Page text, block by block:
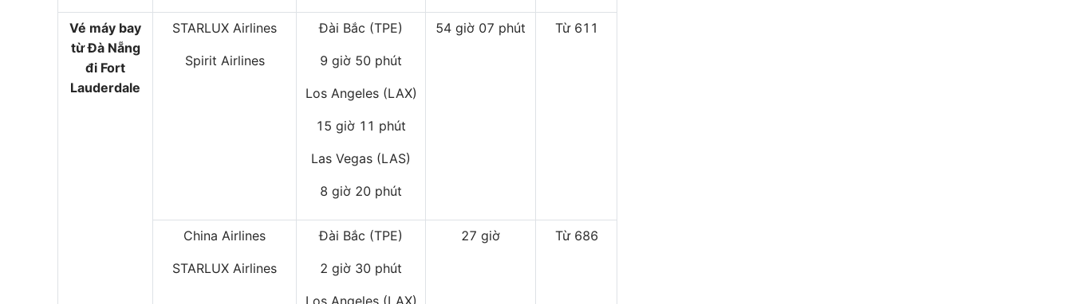
Vé máy bay
từ Đà Nẵng
đi Fort
Lauderdale
STARLUX Airlines
Spirit Airlines
Đài Bắc (TPE)
9 giờ 50 phút
Los Angeles (LAX)
15 giờ 11 phút
Las Vegas (LAS)
8 giờ 20 phút
54 giờ 07 phút Từ 611
China Airlines
STARLUX Airlines
Đài Bắc (TPE)
2 giờ 30 phút
Los Angeles (LAX)
27 giờ Từ 686